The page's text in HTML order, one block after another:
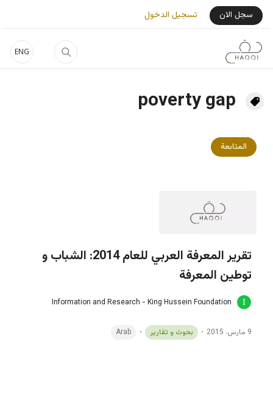
تجاوز إلى المحتوى الرئيسي
ENG
User Login Menu
سجل الان تسجيل الدخول
poverty gap
المتابعة
تقرير المعرفة العربي للعام 2014: الشباب و
توطين المعرفة
Information and Research - King Hussein Foundation
9 مارس، 2015 بحوث و تقارير Arab